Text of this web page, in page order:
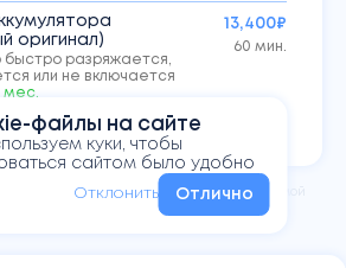
оригинал)
быстро разряжается,
или не включается
мес.
13,400₽
60 мин.
с одного iPhone
с установкой
от 1 часа
остальные услуги
является публичной офертой,определяемой
Статьи 437 ГК РФ
файлы на сайте
куки, чтобы
сайтом было удобно
Отклонить Отлично